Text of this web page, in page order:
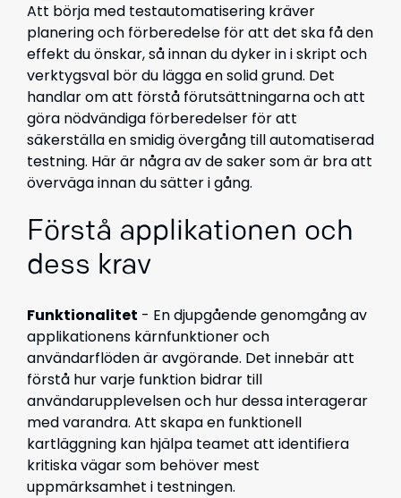
Att börja med testautomatisering kräver
planering och förberedelse för att det ska få den
effekt du önskar, så innan du dyker in i skript och
verktygsval bör du lägga en solid grund. Det
handlar om att förstå förutsättningarna och att
göra nödvändiga förberedelser för att
säkerställa en smidig övergång till automatiserad
testning. Här är några av de saker som är bra att
överväga innan du sätter i gång.
Förstå applikationen och
dess krav
Funktionalitet - En djupgående genomgång av
applikationens kärnfunktioner och
användarflöden är avgörande. Det innebär att
förstå hur varje funktion bidrar till
användarupplevelsen och hur dessa interagerar
med varandra. Att skapa en funktionell
kartläggning kan hjälpa teamet att identifiera
kritiska vägar som behöver mest
uppmärksamhet i testningen.